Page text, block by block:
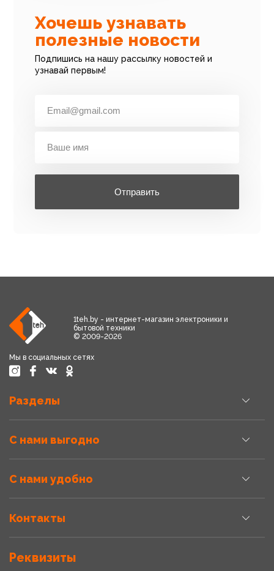
Хочешь узнавать
полезные новости
Подпишись на нашу рассылку новостей и
узнавай первым!
Отправить
1teh.by - интернет-магазин электроники и
бытовой техники
© 2009-2026
Мы в социальных сетях
Разделы
С нами выгодно
С нами удобно
Контакты
Реквизиты